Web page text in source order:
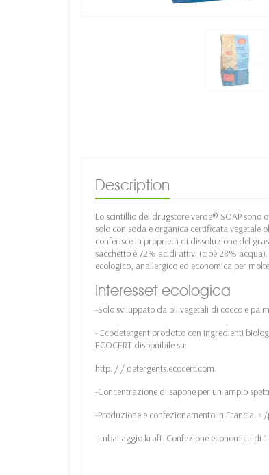
Description
Lo scintillio del drugstore verde® SOAP sono
solo con soda e organica certificata vegetale
conferisce la proprietà di dissoluzione del
sacchetto è 72% acidi attivi (cioè 28%
ecologico, anallergico ed economica per
Interesset ecologica
-Solo sviluppato da oli vegetali di cocco e
- Ecodetergent prodotto con ingredienti
ECOCERT disponibile su:
http: / / detergents.ecocert.com.
-Concentrazione di sapone per un ampio
-Produzione e confezionamento in Francia. < /
-Imballaggio kraft. Confezione economica di 1